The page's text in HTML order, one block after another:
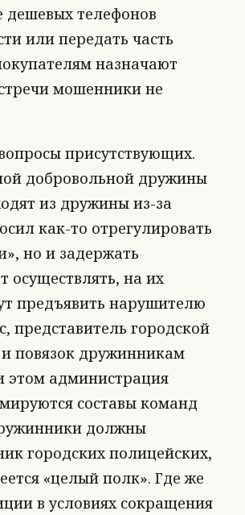
дешевых телефонов
или передать часть
назначают
мошенники не
присутствующих.
добровольной дружины
из дружины из-за
как-то отрегулировать
но и задержать
на их
предъявить нарушителю
представитель городской
повязок дружинникам
этом администрация
составы команд
должны
городских полицейских,
«целый полк». Где же
в условиях сокращения